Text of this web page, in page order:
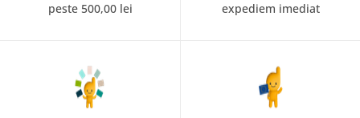
peste 500,00 lei expediem imediat